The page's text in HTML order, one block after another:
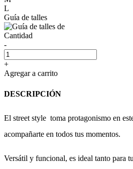
L
Guía de talles
Cantidad
-
+
Agregar a carrito
DESCRIPCIÓN
El street style toma protagonismo en
acompañarte en todos tus momentos.
Versátil y funcional, es ideal tanto para